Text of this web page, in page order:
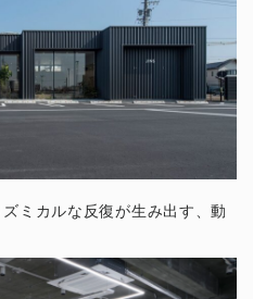
ミカルな反復が生み出す、動